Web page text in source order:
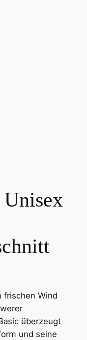
frischen Wind
überzeugt
und seine